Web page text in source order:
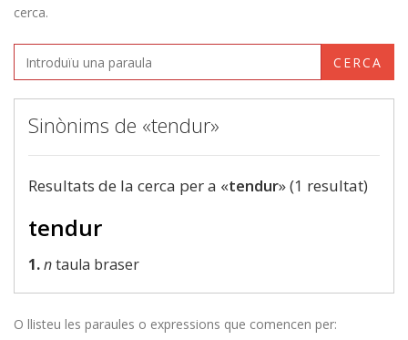
cerca.
CERCA
Sinònims de «tendur»
Resultats de la cerca per a «tendur» (1 resultat)
tendur
1.ntaula braser
O llisteu les paraules o expressions que comencen per: